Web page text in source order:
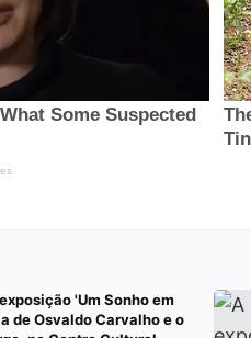
'Um Sonho em
de Osvaldo Carvalho e o